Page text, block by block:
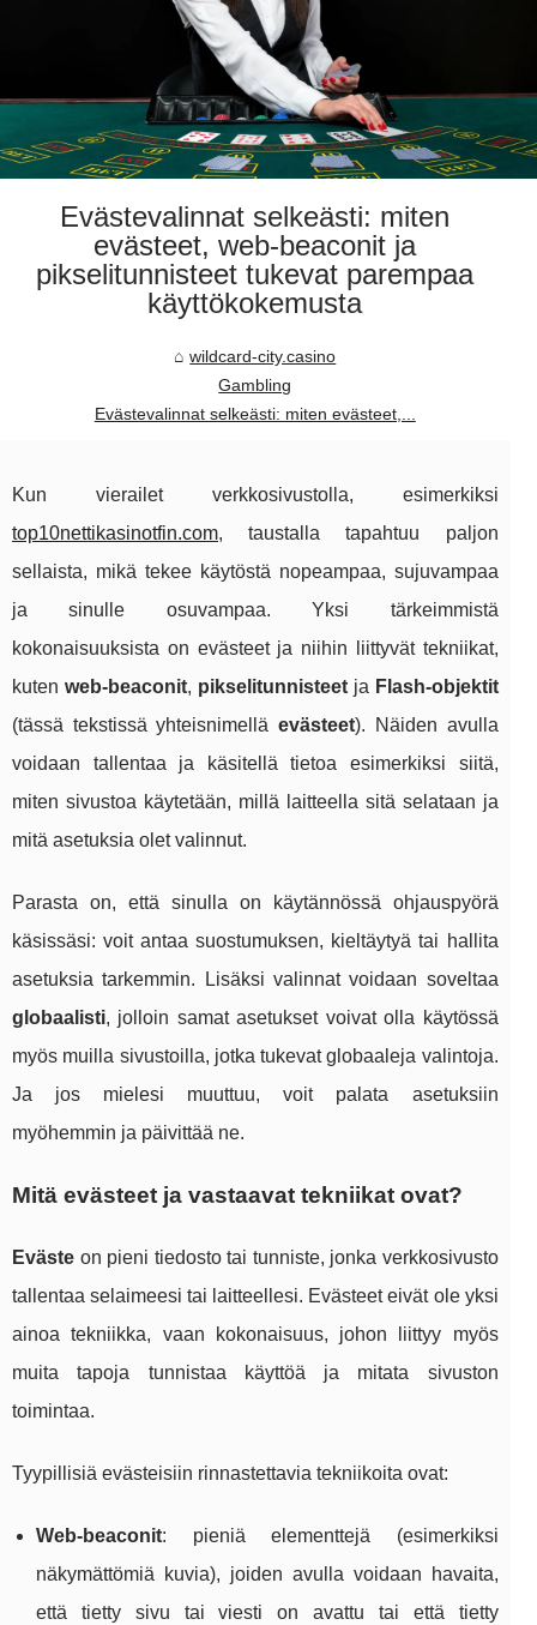
Evästevalinnat selkeästi: miten
evästeet, web‑beaconit ja
pikselitunnisteet tukevat parempaa
käyttökokemusta
wildcard-city.casino
Gambling
Evästevalinnat selkeästi: miten evästeet,...
Kun vierailet verkkosivustolla, esimerkiksi
top10nettikasinotfin.com, taustalla tapahtuu paljon
sellaista, mikä tekee käytöstä nopeampaa, sujuvampaa
ja sinulle osuvampaa. Yksi tärkeimmistä
kokonaisuuksista on evästeet ja niihin liittyvät tekniikat,
kuten web‑beaconit, pikselitunnisteetja Flash‑objektit
(tässä tekstissä yhteisnimelläevästeet). Näiden avulla
voidaan tallentaa ja käsitellä tietoa esimerkiksi siitä,
miten sivustoa käytetään, millä laitteella sitä selataan ja
mitä asetuksia olet valinnut.
Parasta on, että sinulla on käytännössä ohjauspyörä
käsissäsi: voit antaa suostumuksen, kieltäytyä tai hallita
asetuksia tarkemmin. Lisäksi valinnat voidaan soveltaa
globaalisti, jolloin samat asetukset voivat olla käytössä
myös muilla sivustoilla, jotka tukevat globaaleja valintoja.
Ja jos mielesi muuttuu, voit palata asetuksiin
myöhemmin ja päivittää ne.
Mitä evästeet ja vastaavat tekniikat ovat?
Eväste on pieni tiedosto tai tunniste, jonka verkkosivusto
tallentaa selaimeesi tai laitteellesi. Evästeet eivät ole yksi
ainoa tekniikka, vaan kokonaisuus, johon liittyy myös
muita tapoja tunnistaa käyttöä ja mitata sivuston
toimintaa.
Tyypillisiä evästeisiin rinnastettavia tekniikoita ovat:
Web‑beaconit: pieniä elementtejä (esimerkiksi
näkymättömiä kuvia), joiden avulla voidaan havaita,
että tietty sivu tai viesti on avattu tai että tietty